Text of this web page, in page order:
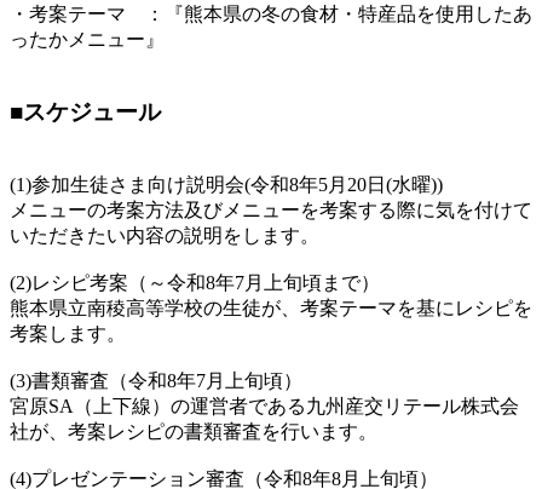
・考案テーマ ：『熊本県の冬の食材・特産品を使用したあ
ったかメニュー』
■スケジュール
(1)参加生徒さま向け説明会(令和8年5月20日(水曜))
メニューの考案方法及びメニューを考案する際に気を付けて
いただきたい内容の説明をします。
(2)レシピ考案（～令和8年7月上旬頃まで）
熊本県立南稜高等学校の生徒が、考案テーマを基にレシピを
考案します。
(3)書類審査（令和8年7月上旬頃）
宮原SA（上下線）の運営者である九州産交リテール株式会
社が、考案レシピの書類審査を行います。
(4)プレゼンテーション審査（令和8年8月上旬頃）